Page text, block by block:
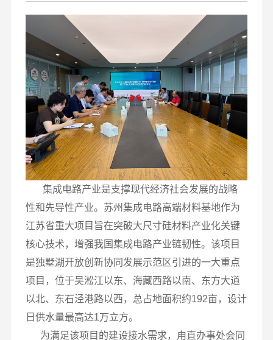
集成电路产业是支撑现代经济社会发展的战略
性和先导性产业。苏州集成电路高端材料基地作为
江苏省重大项目旨在突破大尺寸硅材料产业化关键
核心技术，增强我国集成电路产业链韧性。该项目
是独墅湖开放创新协同发展示范区引进的一大重点
项目，位于吴淞江以东、海藏西路以南、东方大道
以北、东石泾港路以西，总占地面积约192亩，设计
日供水量最高达1万立方。
为满足该项目的建设接水需求，甪直办事处会同